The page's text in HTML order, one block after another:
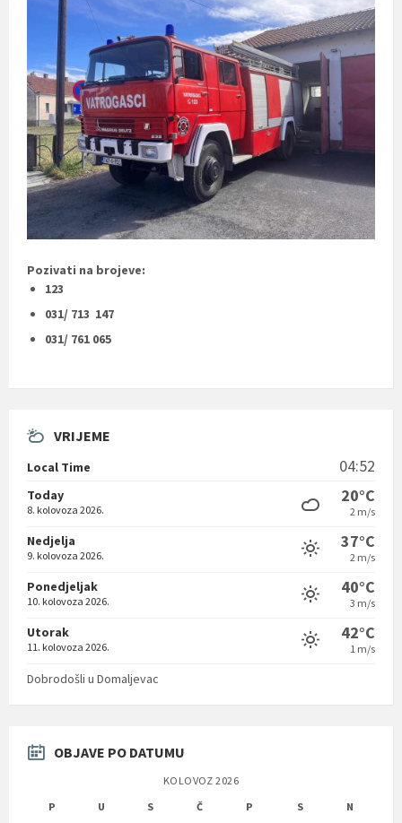
Pozivati na brojeve:
123
031/ 713 147
031/ 761 065
VRIJEME
Local Time 04:52
Today
8. kolovoza 2026.
20°C
2 m/s
Nedjelja
9. kolovoza 2026.
37°C
2 m/s
Ponedjeljak
10. kolovoza 2026.
40°C
3 m/s
Utorak
11. kolovoza 2026.
42°C
1 m/s
Dobrodošli u Domaljevac
OBJAVE PO DATUMU
KOLOVOZ 2026
P
U S Č P S
N